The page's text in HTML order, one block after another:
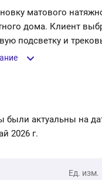
матового
дома. Клиент
подсветку и
были актуальны на
2026 г.
Ед. изм.